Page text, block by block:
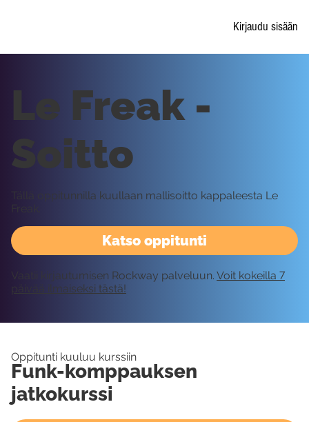
Kirjaudu sisään
Katso oppitunti
Le Freak -
Soitto
Tällä oppitunnilla kuullaan mallisoitto kappaleesta Le
Vaatii kirjautumisen Rockway palveluun. Voit kokeilla 7
päivää ilmaiseksi tästä!
Oppitunti kuuluu kurssiin
Funk-komppauksen
jatkokurssi